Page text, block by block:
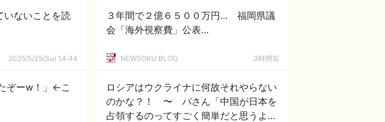
いないことを読
2025/5/25(Su) 14:44
ぞーw！」←こ
３年間で２億６５００万円… 福岡県議
会「海外視察費」公表…
NEWSOKU BLOG 3時間前
ロシアはウクライナに何故それやらない
のかな？！ 〜 パさん「中国が日本を
占領するのってすごく簡単だと思うよ。